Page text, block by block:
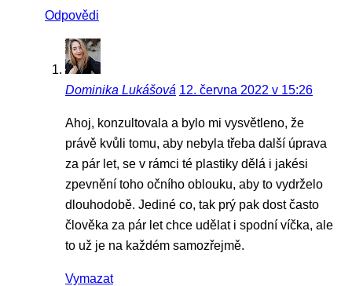
Odpovědi
Dominika Lukášová 12. června 2022 v 15:26
Ahoj, konzultovala a bylo mi vysvětleno, že
právě kvůli tomu, aby nebyla třeba další úprava
za pár let, se v rámci té plastiky dělá i jakési
zpevnění toho očního oblouku, aby to vydrželo
dlouhodobě. Jediné co, tak prý pak dost často
člověka za pár let chce udělat i spodní víčka, ale
to už je na každém samozřejmě.
Vymazat